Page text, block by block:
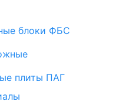
блоки ФБС
плиты ПАГ